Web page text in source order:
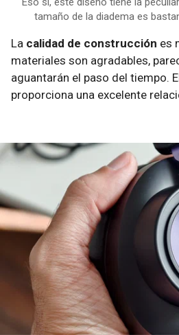
tamaño de la diadema es
La calidad de construcción es
materiales son agradables,
aguantarán el paso del tiempo.
proporciona una excelente